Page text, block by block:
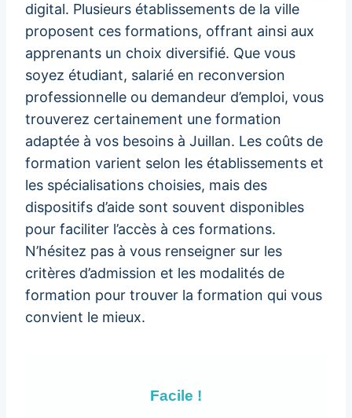
digital. Plusieurs établissements de la ville
proposent ces formations, offrant ainsi aux
apprenants un choix diversifié. Que vous
soyez étudiant, salarié en reconversion
professionnelle ou demandeur d’emploi, vous
trouverez certainement une formation
adaptée à vos besoins à Juillan. Les coûts de
formation varient selon les établissements et
les spécialisations choisies, mais des
dispositifs d’aide sont souvent disponibles
pour faciliter l’accès à ces formations.
N’hésitez pas à vous renseigner sur les
critères d’admission et les modalités de
formation pour trouver la formation qui vous
convient le mieux.
Facile !